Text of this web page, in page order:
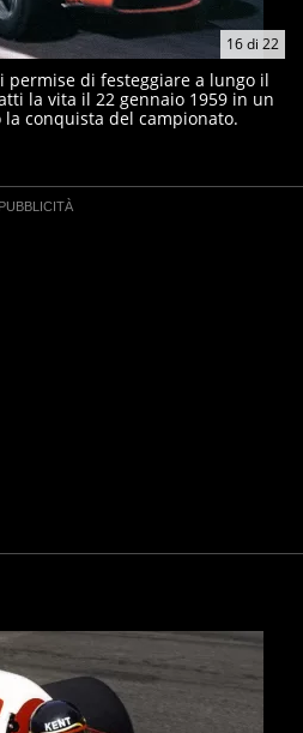
16di 22
di festeggiare a lungo il
la vita il 22 gennaio 1959 in un
conquista del campionato.